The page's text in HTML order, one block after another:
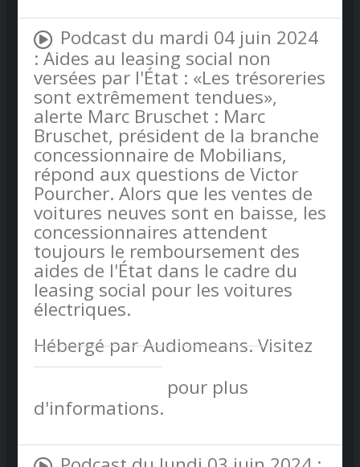
Podcast du mardi 04 juin 2024
: Aides au leasing social non
versées par l'État : «Les trésoreries
sont extrêmement tendues»,
alerte Marc Bruschet : Marc
Bruschet, président de la branche
concessionnaire de Mobilians,
répond aux questions de Victor
Pourcher. Alors que les ventes de
voitures neuves sont en baisse, les
concessionnaires attendent
toujours le remboursement des
aides de l'État dans le cadre du
leasing social pour les voitures
électriques.
Hébergé par Audiomeans. Visitez
audiomeans.fr/politique-de-
pour plus
d'informations.